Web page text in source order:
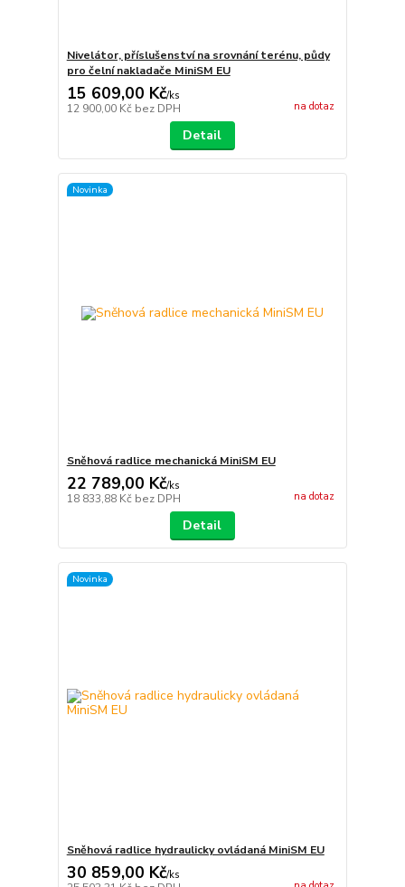
Nivelátor, příslušenství na srovnání terénu, půdy
pro čelní nakladače MiniSM EU
15 609,00 Kč/ks
12 900,00 Kč bez DPH na dotaz
Detail
Novinka
Sněhová radlice mechanická MiniSM EU
22 789,00 Kč/ks
18 833,88 Kč bez DPH na dotaz
Detail
Novinka
Sněhová radlice hydraulicky ovládaná MiniSM EU
30 859,00 Kč/ks